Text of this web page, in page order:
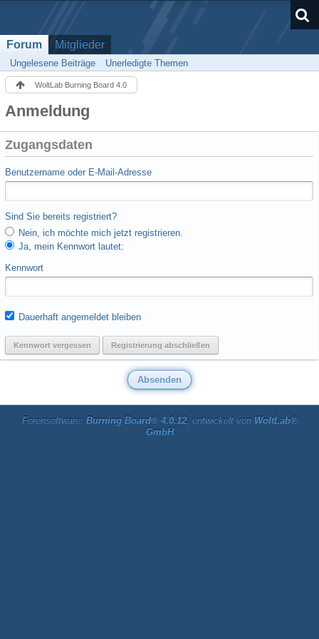
Forum Mitglieder
Ungelesene Beiträge Unerledigte Themen
WoltLab Burning Board 4.0
Anmeldung
Zugangsdaten
Benutzername oder E-Mail-Adresse
Sind Sie bereits registriert?
Nein, ich möchte mich jetzt registrieren.
Ja, mein Kennwort lautet:
Kennwort
Dauerhaft angemeldet bleiben
Kennwort vergessen Registrierung abschließen
Forensoftware: Burning Board® 4.0.12, entwickelt von WoltLab®
GmbH